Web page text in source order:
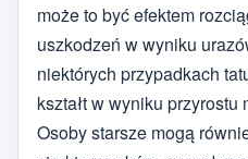
może to być efektem
uszkodzeń w wyniku
niektórych przypadkach
kształt w wyniku przyrostu
Osoby starsze mogą